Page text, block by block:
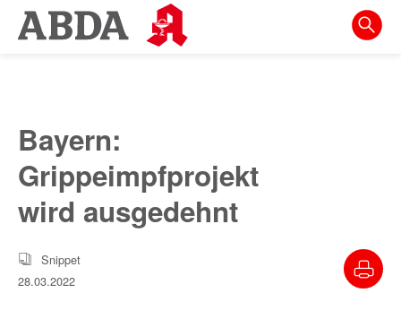
Springe
direkt
zur
Meta-
Navigation
Inhalt
zur
Bayern:
Grippeimpfprojekt
wird ausgedehnt
Snippet
28.03.2022